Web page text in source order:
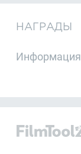
НАГРАДЫ
Информация